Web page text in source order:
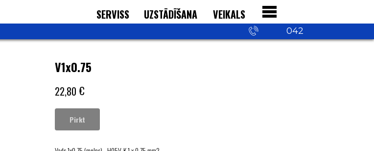
+371 29 542
042
VEIKALS
UZSTĀDĪŠANA
SERVISS
V1x0.75
22,80 €
Pirkt